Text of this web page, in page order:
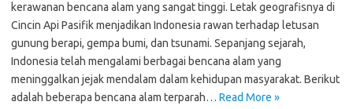
kerawanan bencana alam yang sangat tinggi. Letak geografisnya di
Cincin Api Pasifik menjadikan Indonesia rawan terhadap letusan
gunung berapi, gempa bumi, dan tsunami. Sepanjang sejarah,
Indonesia telah mengalami berbagai bencana alam yang
meninggalkan jejak mendalam dalam kehidupan masyarakat. Berikut
adalah beberapa bencana alam terparah… Read More »